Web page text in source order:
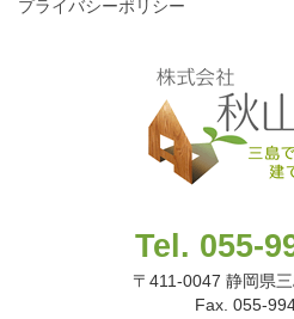
プライバシーポリシー
Tel. 055-
〒411-0047 静岡県
Fax. 055-